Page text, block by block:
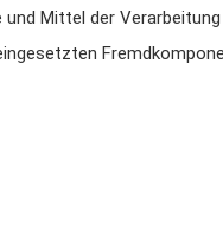
Mittel der